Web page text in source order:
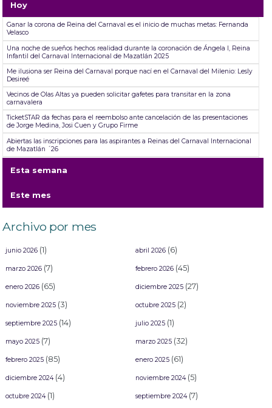
Hoy
Ganar la corona de Reina del Carnaval es el inicio de muchas metas: Fernanda
Velasco
Una noche de sueños hechos realidad durante la coronación de Ángela I, Reina
Infantil del Carnaval Internacional de Mazatlán 2025
Me ilusiona ser Reina del Carnaval porque nací en el Carnaval del Milenio: Lesly
Desireé
Vecinos de Olas Altas ya pueden solicitar gafetes para transitar en la zona
carnavalera
TicketSTAR da fechas para el reembolso ante cancelación de las presentaciones
de Jorge Medina, Josi Cuen y Grupo Firme
Abiertas las inscripciones para las aspirantes a Reinas del Carnaval Internacional
de Mazatlán ´26
este domingo con boletos gratuitos para Carnaval.
monigotes
“Vamos a llevar el nombre de Mazatlán más alto todavía”: Javier Osuna “El
Esta semana
Este mes
Archivo por mes
junio 2026(1) abril 2026(6)
marzo 2026(7) febrero 2026(45)
enero 2026(65) diciembre 2025(27)
noviembre 2025(3) octubre 2025(2)
septiembre 2025(14) julio 2025(1)
mayo 2025(7) marzo 2025(32)
febrero 2025(85) enero 2025(61)
diciembre 2024(4) noviembre 2024(5)
octubre 2024(1) septiembre 2024(7)